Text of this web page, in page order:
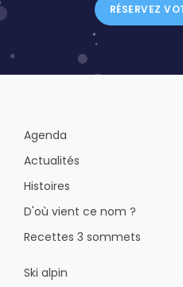
RÉSERVEZ
Agenda
Actualités
Histoires
D'où vient ce nom ?
Recettes 3 sommets
Ski alpin